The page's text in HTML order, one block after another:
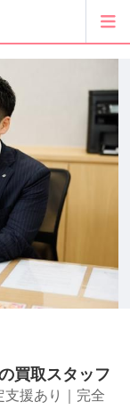
買取スタッフ
支援あり｜完全